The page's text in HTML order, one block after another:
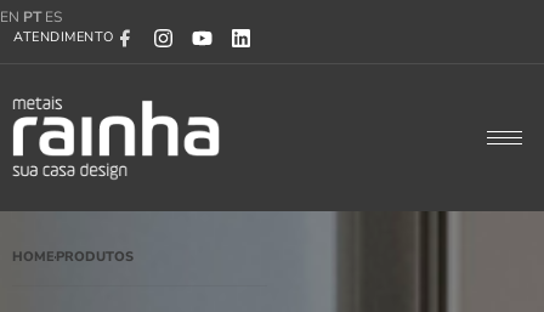
EN PT ES
ATENDIMENTO
HOME PRODUTOS